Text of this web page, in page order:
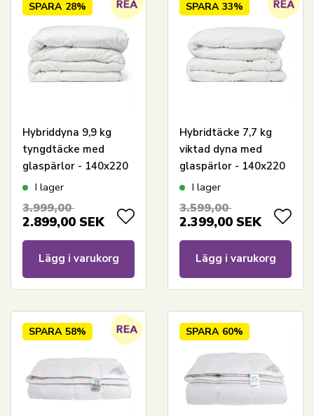
SPARA 28%
Hybriddyna 9,9 kg
tyngdtäcke med
glaspärlor - 140x220
cm - Helårstäcke med
bolltäcke från
I lager
3.999,00
2.899,00 SEK
Lägg i varukorg
SPARA 33%
Hybridtäcke 7,7 kg
viktad dyna med
glaspärlor - 140x220
cm - Helårstäcke med
bolltäcke från
I lager
3.599,00
2.399,00 SEK
Lägg i varukorg
SPARA 58% SPARA 60%